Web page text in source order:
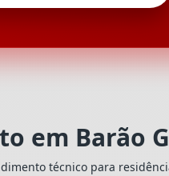
em Barão
técnico para